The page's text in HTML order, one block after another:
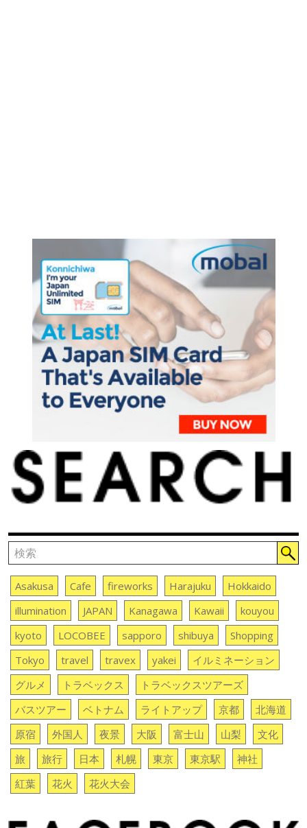
Asakusa Cafe fireworks Harajuku
Hokkaido
illumination
JAPAN Kanagawa Kawaii
kouyou
kyoto
LOCOBEE sapporo shibuya
Shopping
Tokyo
travel travex yakei
イルミネーション
グルメ
トラベックス
トラベックスツアーズ
バスツアー
ベトナム ライトアップ 京都
北海道
原宿
外国人 夜景 大阪 富士山 山梨
文化
旅
旅行 日本 札幌 東京 東京駅
神社
紅葉
花火 花火大会